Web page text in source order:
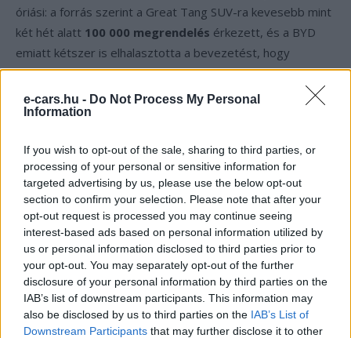
e-cars.hu - Do Not Process My Personal
Information
If you wish to opt-out of the sale, sharing to third parties, or
processing of your personal or sensitive information for
targeted advertising by us, please use the below opt-out
section to confirm your selection. Please note that after your
opt-out request is processed you may continue seeing
interest-based ads based on personal information utilized by
us or personal information disclosed to third parties prior to
your opt-out. You may separately opt-out of the further
disclosure of your personal information by third parties on the
IAB’s list of downstream participants. This information may
also be disclosed by us to third parties on the IAB’s List of
Downstream Participants that may further disclose it to other
óriási: a forrás szerint a Great Tang SUV-ra kevesebb mint
két hét alatt 100 000 megrendelés érkezett, és a BYD
emiatt kétszer is elhalasztotta a bevezetést, hogy
biztosítani tudja a gyártási kapacitást.
Nyomás otthon, lendület az
exportban
Mindeközben a jelenlegi Han-modellcsalád továbbra is
kapható marad Kínában, igaz, nem könnyű időszakban. A
China EV DataTracker adatai szerint a standard BYD Han
májusban3 390, az erősebb Han L pedig689példányban
talált gazdára. A nagyobb képet nézve a BYD nyomás alatt
van a hazai piacán, mivel belföldi eladásai hónapról hónapra
elmaradnak az előző évi szintektől — épp ettől válik
érdekessé, hogy a márka közben felfelé, az egyre nagyobb